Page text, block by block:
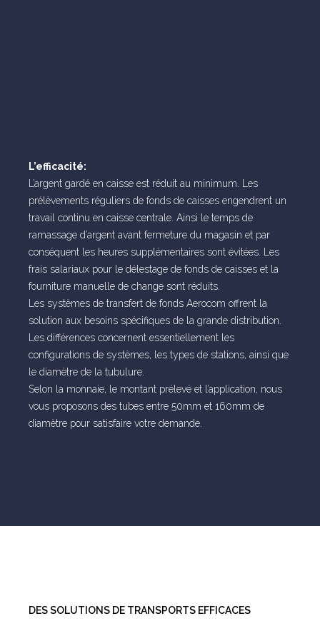
L’efficacité:
L’argent gardé en caisse est réduit au minimum. Les
prélèvements réguliers de fonds de caisses engendrent un
travail continu en caisse centrale. Ainsi le temps de
ramassage d’argent avant fermeture du magasin et par
conséquent les heures supplémentaires sont évitées. Les
frais salariaux pour le délestage de fonds de caisses et la
fourniture manuelle de change sont réduits.
Les systèmes de transfert de fonds Aerocom offrent la
solution aux besoins spécifiques de la grande distribution.
Les différences concernent essentiellement les
configurations de systèmes, les types de stations, ainsi que
le diamètre de la tubulure.
Selon la monnaie, le montant prélevé et l’application, nous
vous proposons des tubes entre 50mm et 160mm de
diamètre pour satisfaire votre demande.
DES SOLUTIONS DE TRANSPORTS EFFICACES